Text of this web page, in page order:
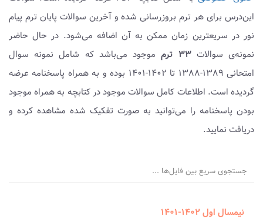
این‌درس برای هر ترم بروزرسانی شده و آخرین سوالات پایان ترم پیام
نور در سریعترین زمان ممکن به آن اضافه می‌شود. در حال حاضر
نمونه‌ی سوالات۳۳ ترم
موجود می‌باشد که شامل نمونه سوال
امتحانی ۱۳۸۹-۱۳۸۸ تا ۱۴۰۲-۱۴۰۱ بوده و به همراه پاسخنامه عرضه
گردیده است. اطلاعات کامل سوالات موجود در کتابچه به همراه موجود
بودن پاسخنامه را می‌توانید به صورت تفکیک شده مشاهده کرده و
دریافت نمایید.
جستجوی سریع بین فایل‌ها ...
نیمسال اول ۱۴۰۲-۱۴۰۱